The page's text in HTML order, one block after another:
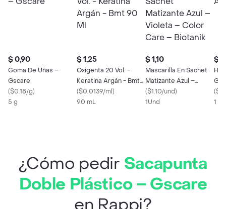
$ 0,90
Goma De Uñas –
Gscare
($0.18/g)
5 g
$ 1,25
Oxigenta 20 Vol. -
Keratina Argán - Bmt
90 Ml
($0.0139/ml)
90 mL
$ 1,10
Mascarilla En Sachet
Matizante Azul –
Violeta – Color Care –
Biotanik
($1.10/und)
1Und
$
(
1
¿Cómo pedir Sacapunta
Doble Plástico – Gscare